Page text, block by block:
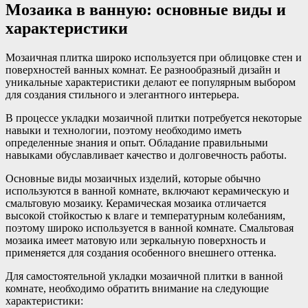
Мозаика в ванную: основные виды и
характеристики
Мозаичная плитка широко используется при облицовке стен и
поверхностей ванных комнат. Ее разнообразный дизайн и
уникальные характеристики делают ее популярным выбором
для создания стильного и элегантного интерьера.
В процессе укладки мозаичной плитки потребуется некоторые
навыки и технологии, поэтому необходимо иметь
определенные знания и опыт. Обладание правильными
навыками обуславливает качество и долговечность работы.
Основные виды мозаичных изделий, которые обычно
используются в ванной комнате, включают керамическую и
смальтовую мозаику. Керамическая мозаика отличается
высокой стойкостью к влаге и температурным колебаниям,
поэтому широко используется в ванной комнате. Смальтовая
мозаика имеет матовую или зеркальную поверхность и
применяется для создания особенного внешнего оттенка.
Для самостоятельной укладки мозаичной плитки в ванной
комнате, необходимо обратить внимание на следующие
характеристики: